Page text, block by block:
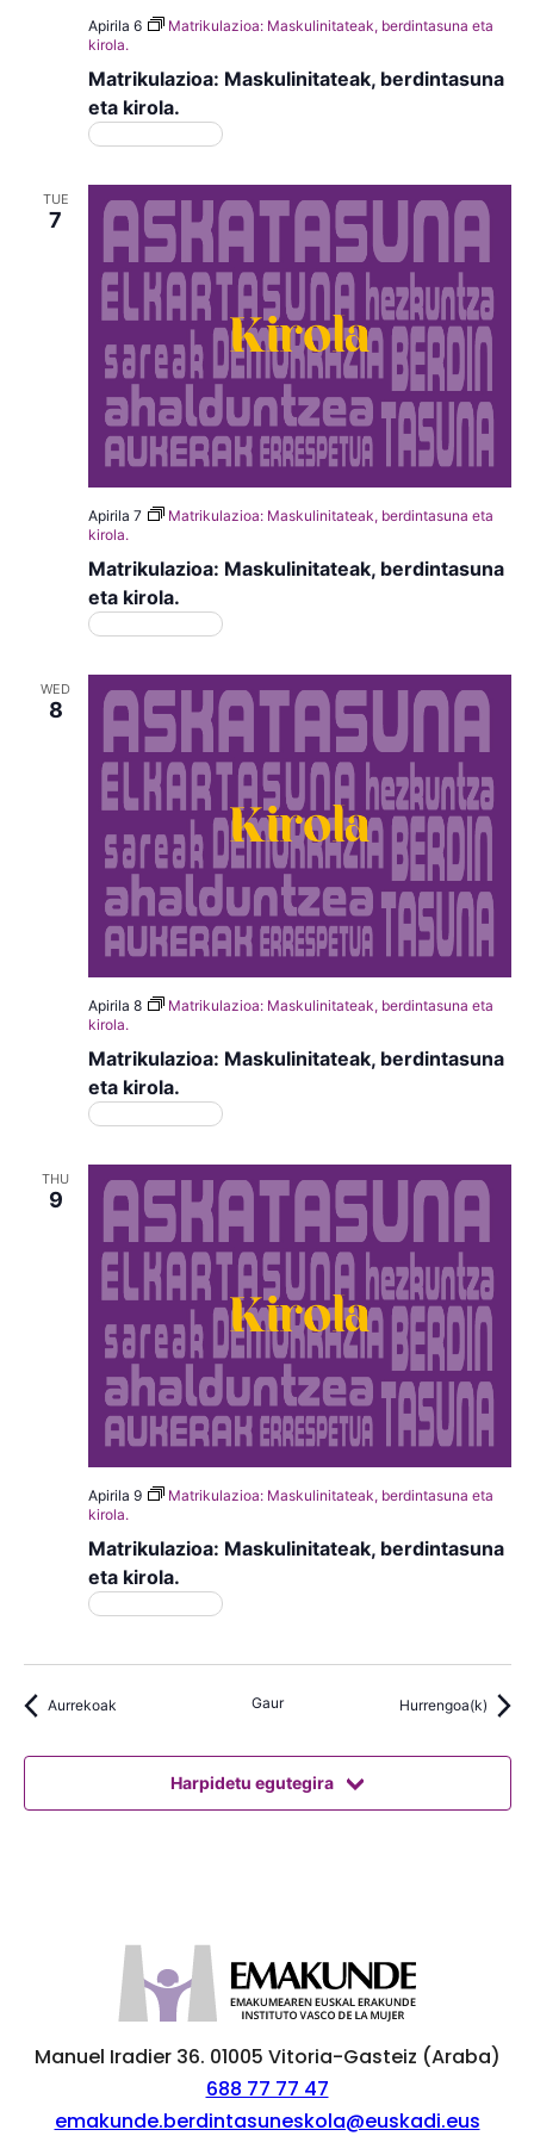
Matrikulazioa: Maskulinitateak, berdintasuna
eta kirola.
Apirila 6
Matrikulazioa: Maskulinitateak, berdintasuna eta
kirola.
TUE
7
Matrikulazioa: Maskulinitateak, berdintasuna
eta kirola.
Apirila 7
Matrikulazioa: Maskulinitateak, berdintasuna eta
kirola.
WED
8
Matrikulazioa: Maskulinitateak, berdintasuna
eta kirola.
Apirila 8
Matrikulazioa: Maskulinitateak, berdintasuna eta
kirola.
THU
9
Matrikulazioa: Maskulinitateak, berdintasuna
eta kirola.
Apirila 9
Matrikulazioa: Maskulinitateak, berdintasuna eta
kirola.
Aurrekoak Gaur Hurrengoa(k)
Harpidetu egutegira
Manuel Iradier 36. 01005 Vitoria-Gasteiz (Araba)
688 77 77 47
emakunde.berdintasuneskola@euskadi.eus